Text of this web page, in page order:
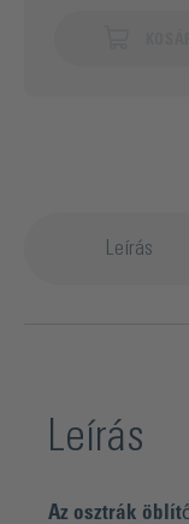
Leírás
Leírás
Az osztrák